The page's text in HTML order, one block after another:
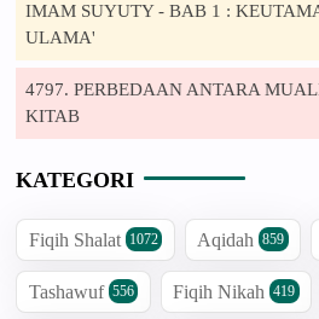
IMAM SUYUTY - BAB 1 :
ULAMA'
4797. PERBEDAAN ANTARA
KITAB
KATEGORI
Fiqih Shalat 1072 Aqidah 859
Tashawuf 556 Fiqih Nikah 419